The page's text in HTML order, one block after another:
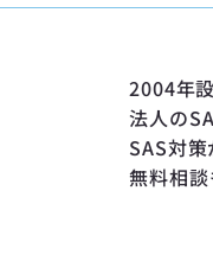
2004年
法人の
SAS対
無料相